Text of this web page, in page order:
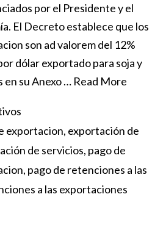
por el Presidente y el
El Decreto establece que los
son ad valorem del 12%
dólar exportado para soja y
en su Anexo … Read More
exportacion, exportación de
de servicios, pago de
, pago de retenciones a las
a las exportaciones